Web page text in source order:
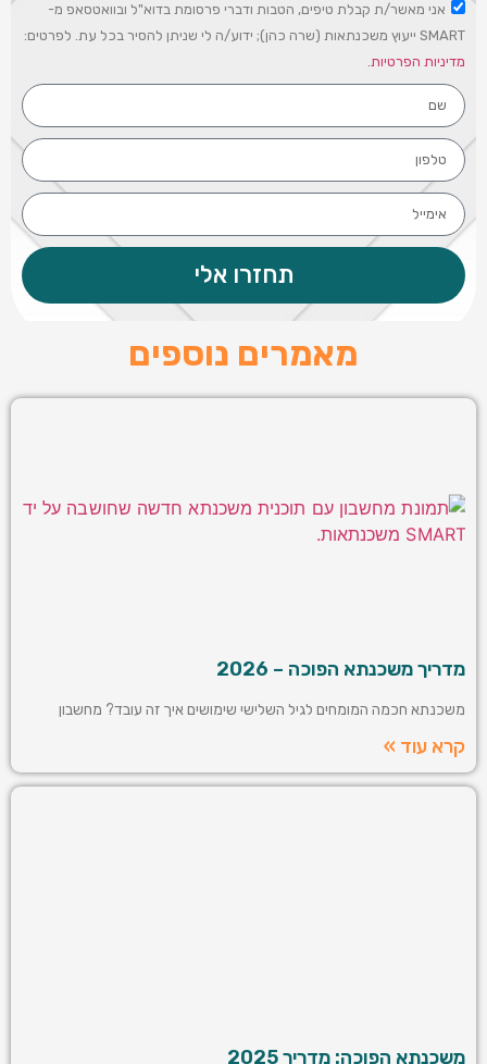
אני מאשר/ת קבלת טיפים, הטבות ודברי פרסומת בדוא"ל ובוואטסאפ מ-
SMART ייעוץ משכנתאות (שרה כהן); ידוע/ה לי שניתן להסיר בכל עת. לפרטים:
מדיניות הפרטיות.
תחזרו אלי
מאמרים נוספים
מדריך משכנתא הפוכה – 2026
משכנתא חכמה המומחים לגיל השלישי שימושים איך זה עובד? מחשבון
קרא עוד »
משכנתא הפוכה: מדריך 2025